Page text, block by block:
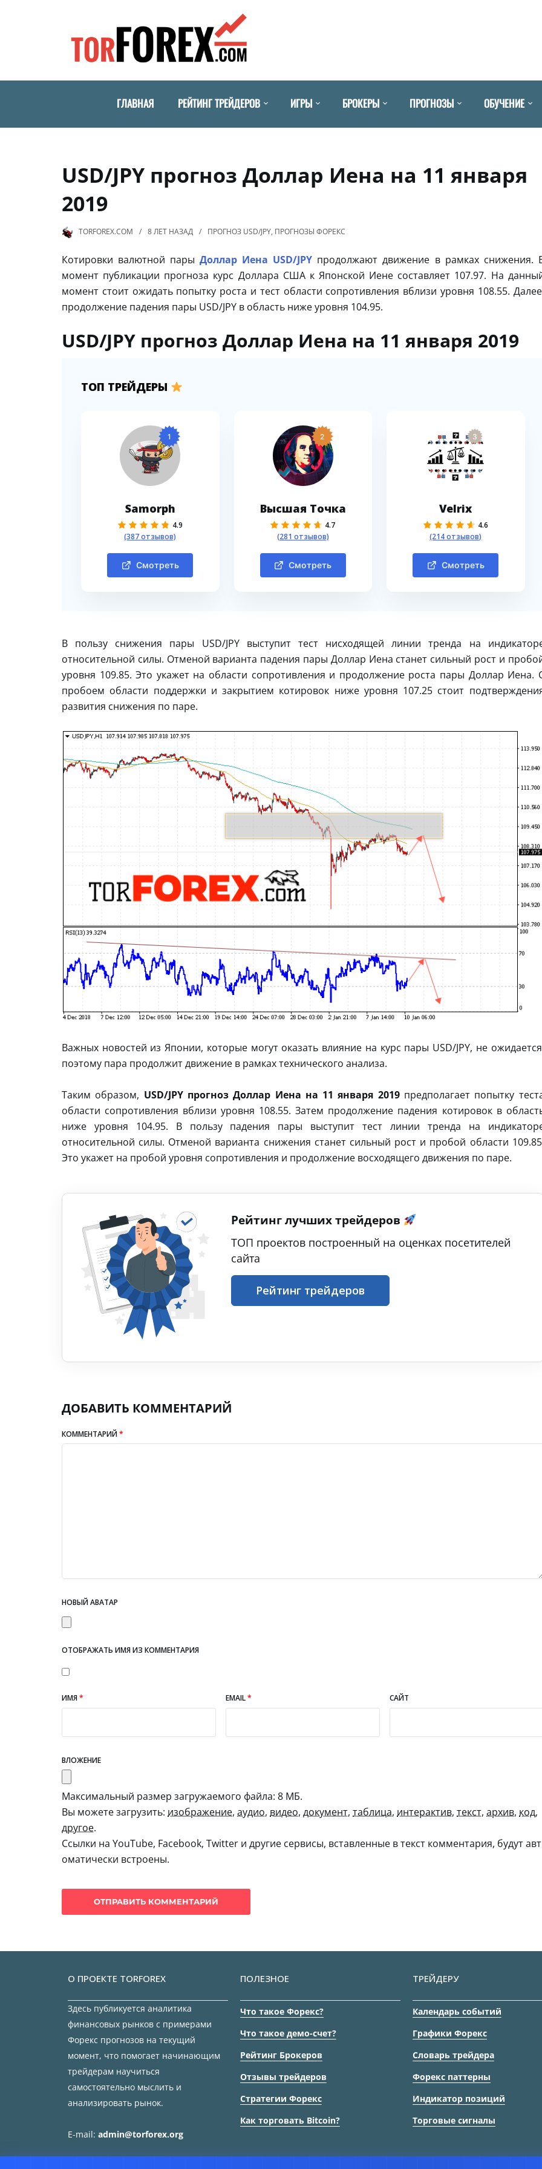
ГЛАВНАЯ РЕЙТИНГ ТРЕЙДЕРОВ ИГРЫ БРОКЕРЫ ПРОГНОЗЫ ОБУЧЕНИЕ
USD/JPY прогноз Доллар Иена на 11 января
2019
TORFOREX.COM 8 ЛЕТ НАЗАД ПРОГНОЗ USD/JPY, ПРОГНОЗЫ ФОРЕКС
Котировки валютной парыДоллар Иена USD/JPY продолжают движение в рамках снижения.
момент публикации прогноза курс Доллара США к Японской Иене составляет 107.97. На
момент стоит ожидать попытку роста и тест области сопротивления вблизи уровня 108.55.
продолжение падения пары USD/JPY в область ниже уровня 104.95.
USD/JPY прогноз Доллар Иена на 11 января 2019
ТОП ТРЕЙДЕРЫ
1
Samorph
4.9
(387 отзывов)
Смотреть
2
Высшая Точка
4.7
(281 отзывов)
Смотреть
3
Velrix
4.6
(214 отзывов)
Смотреть
В пользу снижения пары USD/JPY выступит тест нисходящей линии тренда на
относительной силы. Отменой варианта падения пары Доллар Иена станет сильный рост и
уровня 109.85. Это укажет на области сопротивления и продолжение роста пары Доллар Иена.
пробоем области поддержки и закрытием котировок ниже уровня 107.25 стоит
развития снижения по паре.
Важных новостей из Японии, которые могут оказать влияние на курс пары USD/JPY, не
поэтому пара продолжит движение в рамках технического анализа.
Таким образом, USD/JPY прогноз Доллар Иена на 11 января 2019предполагает попытку
области сопротивления вблизи уровня 108.55. Затем продолжение падения котировок в
ниже уровня 104.95. В пользу падения пары выступит тест линии тренда на
относительной силы. Отменой варианта снижения станет сильный рост и пробой области
Это укажет на пробой уровня сопротивления и продолжение восходящего движения по паре.
Рейтинг лучших трейдеров
ТОП проектов построенный на оценках посетителей
сайта
Рейтинг трейдеров
ДОБАВИТЬ КОММЕНТАРИЙ
КОММЕНТАРИЙ*
НОВЫЙ АВАТАР
ОТОБРАЖАТЬ ИМЯ ИЗ КОММЕНТАРИЯ
ИМЯ* EMAIL* САЙТ
ВЛОЖЕНИЕ
Максимальный размер загружаемого файла: 8 МБ.
Вы можете загрузить: изображение, аудио, видео, документ, таблица, интерактив, текст, архив, код,
другое.
Ссылки на YouTube, Facebook, Twitter и другие сервисы, вставленные в текст комментария, будут авт
оматически встроены.
О ПРОЕКТЕ TORFOREX
Здесь публикуется аналитика
финансовых рынков с примерами
Форекс прогнозов на текущий
момент, что помогает начинающим
трейдерам научиться
самостоятельно мыслить и
анализировать рынок.
E-mail: admin@torforex.org
ПОЛЕЗНОЕ
Что такое Форекс?
Что такое демо-счет?
Рейтинг Брокеров
Отзывы трейдеров
Стратегии Форекс
Как торговать Bitcoin?
ТРЕЙДЕРУ
Календарь событий
Графики Форекс
Словарь трейдера
Форекс паттерны
Индикатор позиций
Торговые сигналы